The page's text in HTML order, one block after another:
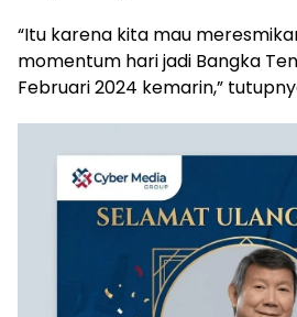
“Itu karena kita mau
momentum hari jadi Bangka
Februari 2024 kemarin,”